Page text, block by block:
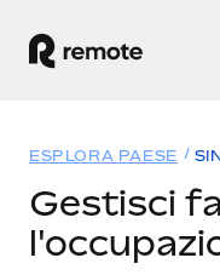
ASSUMI NEL MONDO
Soluzioni
ESPLORA PAESE
Gestisci